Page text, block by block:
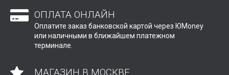
ОПЛАТА ОНЛАЙН
Оплатите заказ банковской картой через ЮMoney
или наличными в ближайшем платежном
терминале.
МАГАЗИН В МОСКВЕ